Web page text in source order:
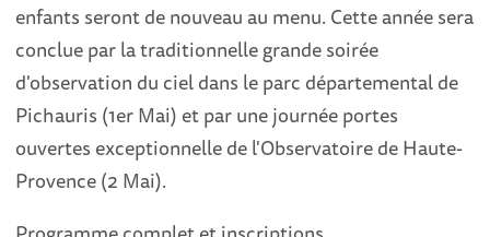
enfants seront de nouveau au menu. Cette année sera
conclue par la traditionnelle grande soirée
d'observation du ciel dans le parc départemental de
Pichauris (1er Mai) et par une journée portes
ouvertes exceptionnelle de l'Observatoire de Haute-
Provence (2 Mai).